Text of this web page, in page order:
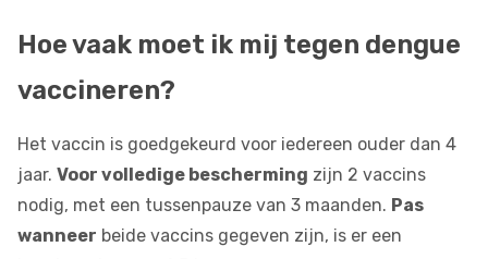
Hoe vaak moet ik mij tegen dengue
vaccineren?
Het vaccin is goedgekeurd voor iedereen ouder dan 4
jaar. Voor volledige bescherming zijn 2 vaccins
nodig, met een tussenpauze van 3 maanden. Pas
wanneer beide vaccins gegeven zijn, is er een